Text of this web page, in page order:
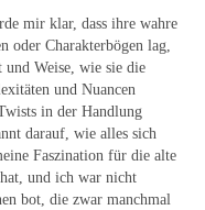
mir klar, dass ihre wahre
oder Charakterbögen lag,
Weise, wie sie die
und Nuancen
in der Handlung
darauf, wie alles sich
Faszination für die alte
und ich war nicht
bot, die zwar manchmal